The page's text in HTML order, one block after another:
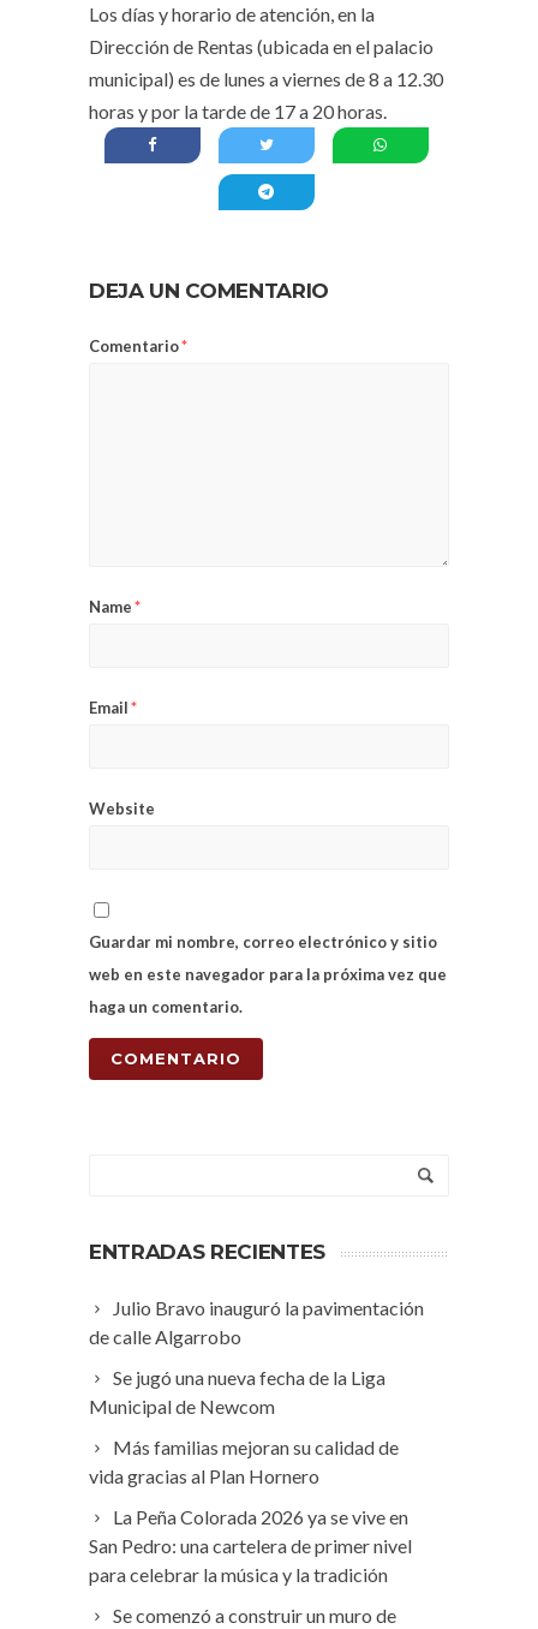
Los días y horario de atención, en la
Dirección de Rentas (ubicada en el palacio
municipal) es de lunes a viernes de 8 a 12.30
horas y por la tarde de 17 a 20 horas.
DEJA UN COMENTARIO
Comentario*
Name*
Email*
Website
Guardar mi nombre, correo electrónico y sitio
web en este navegador para la próxima vez que
haga un comentario.
ENTRADAS RECIENTES
Julio Bravo inauguró la pavimentación
de calle Algarrobo
Se jugó una nueva fecha de la Liga
Municipal de Newcom
Más familias mejoran su calidad de
vida gracias al Plan Hornero
La Peña Colorada 2026 ya se vive en
San Pedro: una cartelera de primer nivel
para celebrar la música y la tradición
Se comenzó a construir un muro de